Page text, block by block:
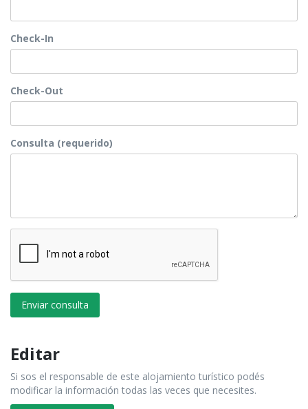
Check-In
Check-Out
Consulta (requerido)
Enviar consulta
Editar
Si sos el responsable de este alojamiento turístico podés
modificar la información todas las veces que necesites.